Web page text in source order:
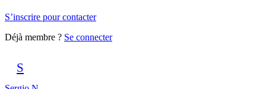
S’inscrire pour contacter
Déjà membre ? Se connecter
S